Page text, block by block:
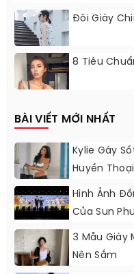
Đôi Giày
8 Tiêu
BÀI VIẾT MỚI NHẤT
Kylie Gây
Huyền Thoại
Hình Ảnh
Của Sun
3 Mẫu Giày
Nên Sắm